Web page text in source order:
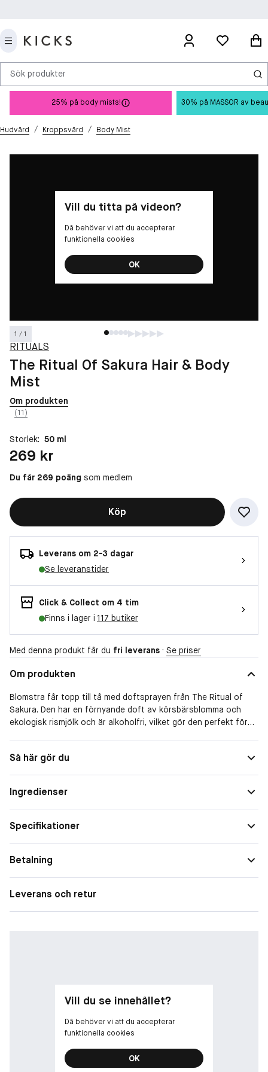
Sök produkter
25% på body mists! 30% på MASSOR av
Hudvård / Kroppsvård / Body Mist
1 / 1
Vill du titta på videon?
Då behöver vi att du accepterar
funktionella cookies
OK
RITUALS
The Ritual Of Sakura Hair & Body
Mist
Om produkten
(11)
Storlek: 50 ml
Pris: 269 kr
269 kr
Du får 269 poäng som medlem
Köp
Leverans om 2-3 dagar
Se leveranstider
Click & Collect om 4 tim
Finns i lager i 117 butiker
Med denna produkt får du fri leverans · Se priser
Om produkten
Blomstra får topp till tå med doftsprayen från The Ritual of
Sakura. Den har en förnyande doft av körsbärsblomma och
ekologisk rismjölk och är alkoholfri, vilket gör den perfekt för
samma ritual.
Så här gör du
Ingredienser
Specifikationer
Betalning
Leverans och retur
Vill du se innehållet?
Då behöver vi att du accepterar
funktionella cookies
OK